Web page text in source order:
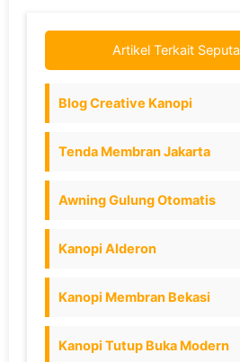
Artikel Terkait
Blog Creative Kanopi
Tenda Membran Jakarta
Awning Gulung Otomatis
Kanopi Alderon
Kanopi Membran Bekasi
Kanopi Tutup Buka Modern